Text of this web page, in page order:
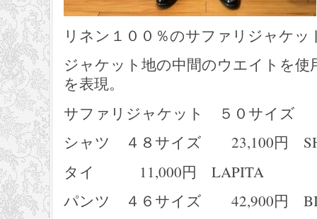
リネン１００％のサファリジャケ
ジャケット地の中間のウエイトを
を表現。
サファリジャケット ５０サイズ
シャツ ４８サイズ 23,100円
タイ 11,000円 LAPITA
パンツ ４６サイズ 42,900円